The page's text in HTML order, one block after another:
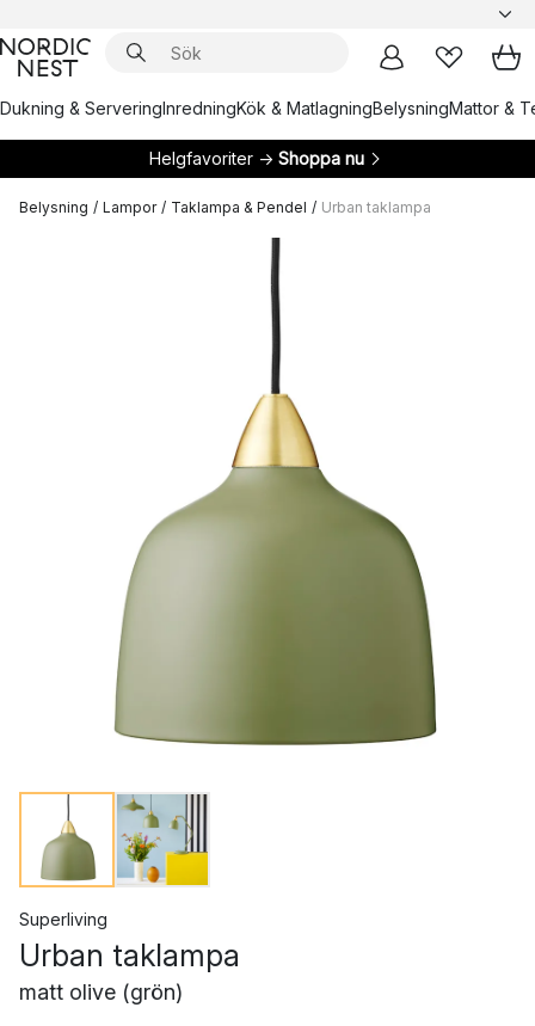
Dukning & ServeringInredningKök & MatlagningBelysningMattor &
Helgfavoriter → Shoppa nu
Belysning / Lampor / Taklampa & Pendel / Urban taklampa
Superliving
Urban taklampa
matt olive (grön)